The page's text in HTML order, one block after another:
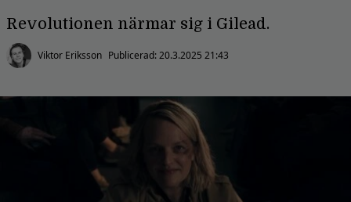
Revolutionen närmar sig i Gilead.
Viktor Eriksson Publicerad:20.3.2025 21:43